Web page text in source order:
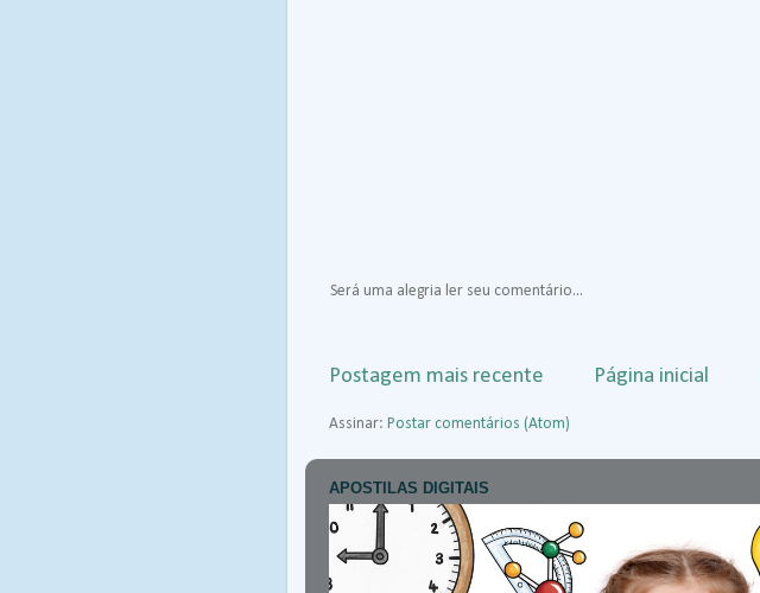
Será uma alegria ler seu comentário...
Postagem mais recente Página inicial
Assinar: Postar comentários (Atom)
APOSTILAS DIGITAIS